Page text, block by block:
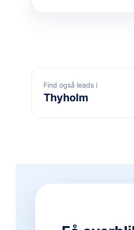
Find også leads i
Thyholm